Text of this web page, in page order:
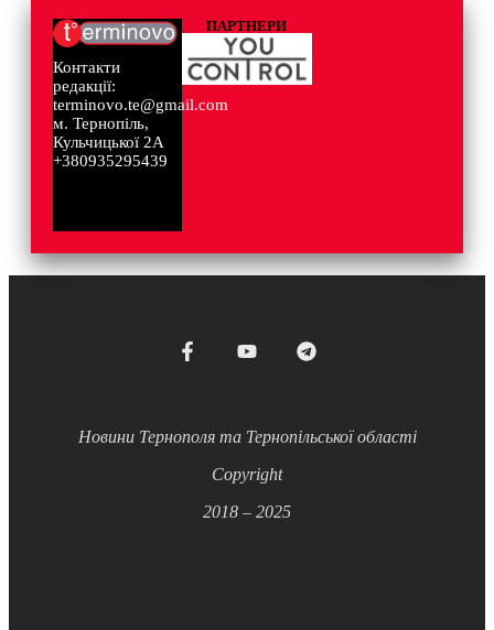
Контакти
редакції:
terminovo.te@gmail.com
м. Тернопіль,
Кульчицької 2А
+380935295439
ПАРТНЕРИ
Новини Тернополя та Тернопільської області
Copyright
2018 – 2025